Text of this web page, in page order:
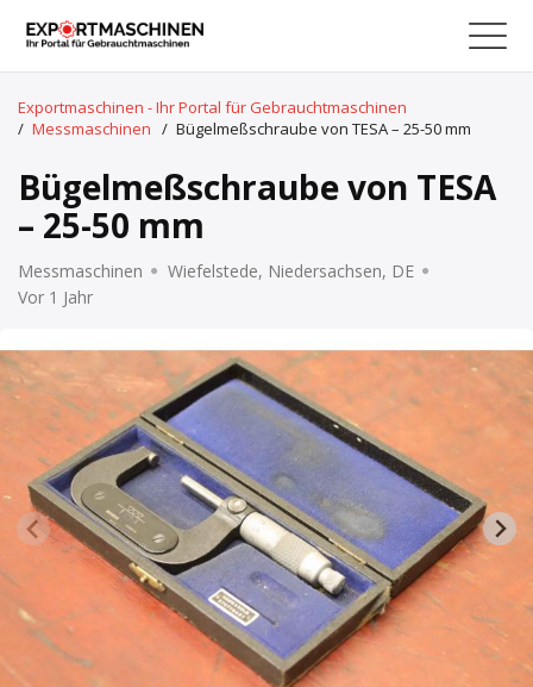
Exportmaschinen - Ihr Portal für Gebrauchtmaschinen
/ Messmaschinen / Bügelmeßschraube von TESA – 25-50 mm
Bügelmeßschraube von TESA
– 25-50 mm
Messmaschinen
Wiefelstede, Niedersachsen, DE
Vor 1 Jahr